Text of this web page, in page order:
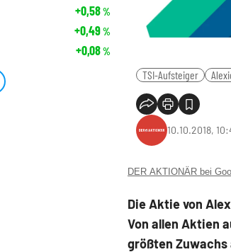
TSI-Aufsteiger
10.10.2018,
DER AKTIONÄR bei
Die Aktie von
Von allen Aktien
größten Zuwachs
+0,58%
+0,49%
+0,08%